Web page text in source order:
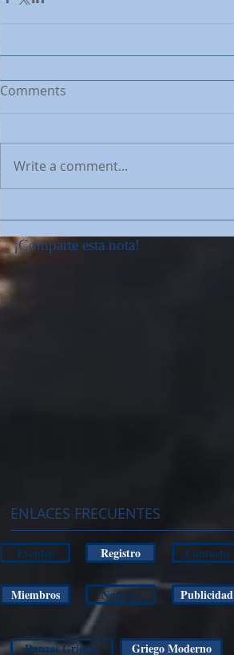
Comments
Write a comment...
¡Comparte esta nota!
ENLACES FRECUENTES
Eventos Registro Contacto
Miembros Noticias Publicidad
Danzas Griegas Griego Moderno